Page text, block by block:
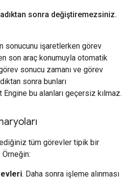
sonra değiştiremezsiniz.
sonucunu işaretlerken görev
son araç konumuyla otomatik
sonucu zamanı ve görev
sonra bunları
bu alanları geçersiz kılmaz.
tüm görevler tipik bir
Örneğin:
. Daha sonra işleme alınması